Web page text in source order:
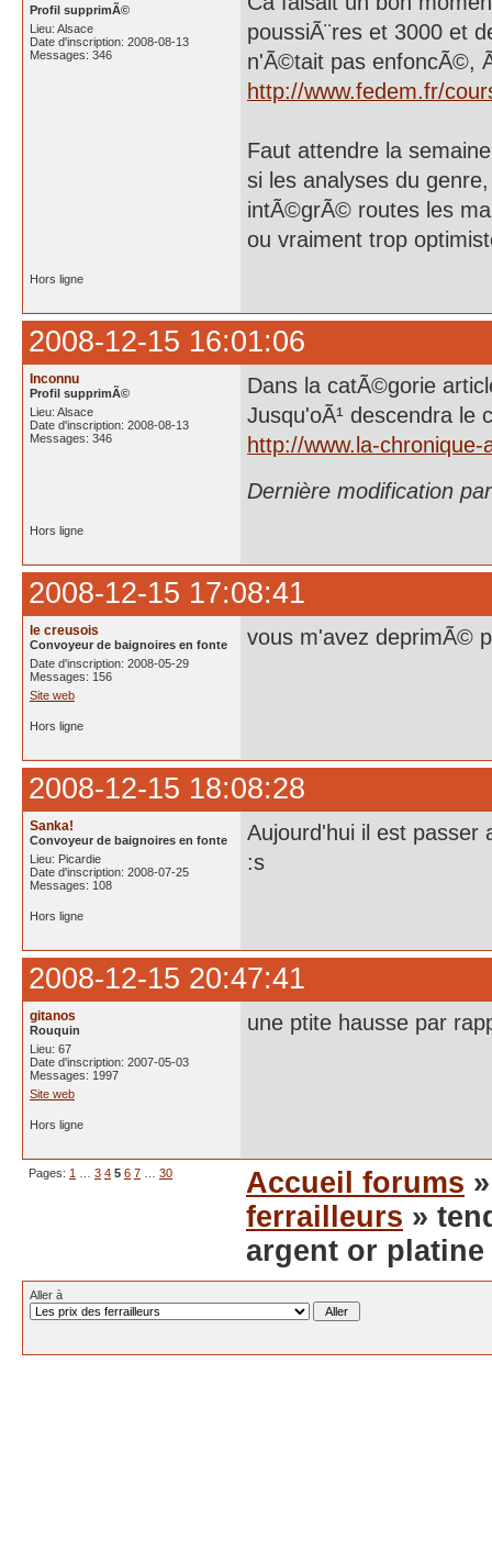
Profil supprimÃ©
Lieu: Alsace
Date d'inscription: 2008-08-13
Messages: 346
poussiÃ¨res et 3000 et
n'Ã©tait pas enfoncÃ©,
http://www.fedem.fr/
Faut attendre la
si les analyses du
intÃ©grÃ© routes les
ou vraiment trop
Hors ligne
2008-12-15 16:01:06
Inconnu
Profil supprimÃ©
Lieu: Alsace
Date d'inscription: 2008-08-13
Messages: 346
Dans la catÃ©gorie
Jusqu'oÃ¹ descendra le
http://www.la-
Dernière modification
Hors ligne
2008-12-15 17:08:41
le creusois
Convoyeur de baignoires en fonte
Date d'inscription: 2008-05-29
Messages: 156
Site web
vous m'avez deprimÃ©
Hors ligne
2008-12-15 18:08:28
Sanka!
Convoyeur de baignoires en fonte
Lieu: Picardie
Date d'inscription: 2008-07-25
Messages: 108
Aujourd'hui il est passer
:s
Hors ligne
2008-12-15 20:47:41
gitanos
Rouquin
Lieu: 67
Date d'inscription: 2007-05-03
Messages: 1997
Site web
une ptite hausse par
Hors ligne
Pages: 1 3 4 5 6 7 30 Accueil forums
ferrailleurs »
argent or
Aller à